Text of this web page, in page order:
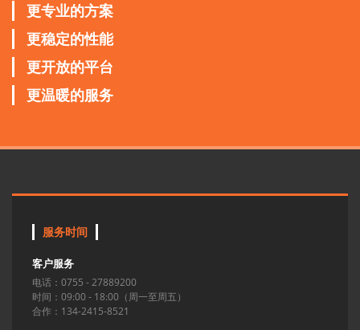
更专业的方案
更稳定的性能
更开放的平台
更温暖的服务
服务时间
客户服务
电话：0755 - 27889200
时间：09:00 - 18:00（周一至周五）
合作：134-2415-8521